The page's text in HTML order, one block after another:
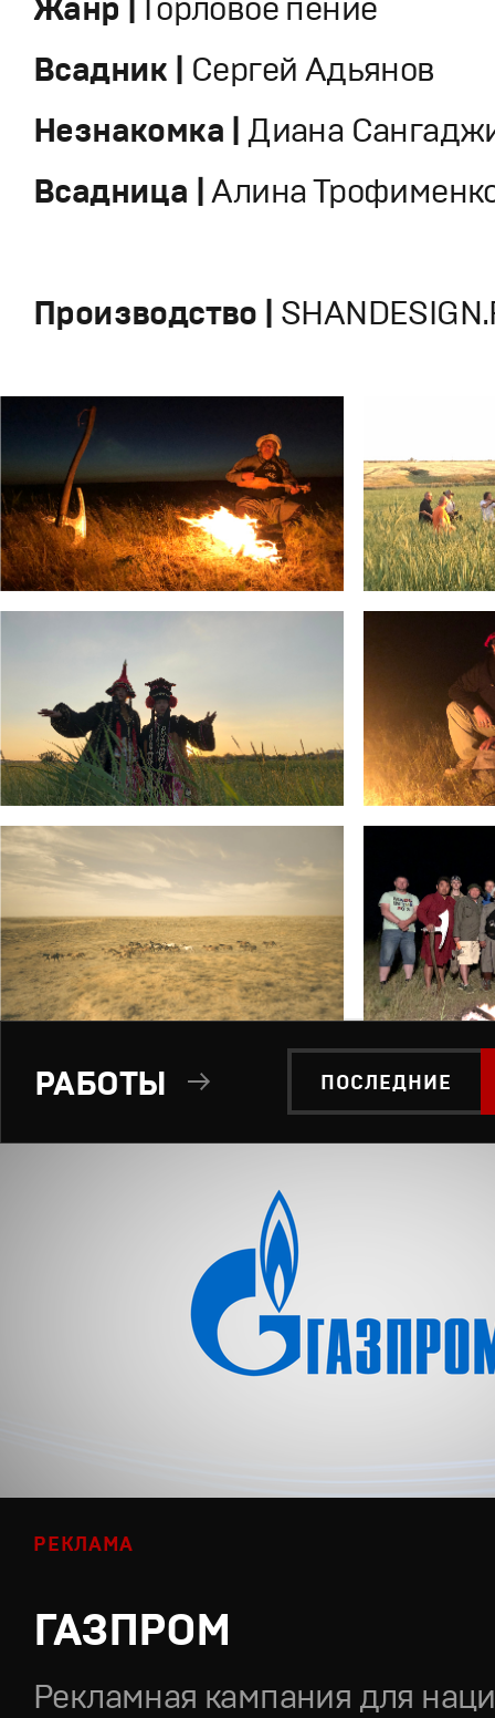
Жанр |
Горловое пение
Всадник | Сергей Адьянов
Незнакомка | Диана
Всадница |Алина
Производство |
ПОСЛЕДНИЕ
РАБОТЫ
РЕКЛАМА
ГАЗПРОМ
Рекламная кампания для